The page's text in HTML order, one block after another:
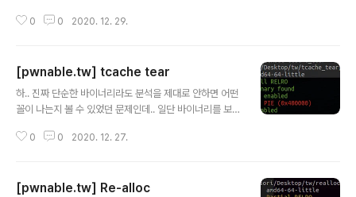
nvp) { char s; // [rs..
내가 작성한 쉘코드를 실행하는 문제이다. 중간에 글 쓰다
str,0); 으로 쉘코드 작성하면 될줄 알았는데 32bit에서는
execve("/bin/sh",0,0) 이다. 너무 짜증나니까 내 코드
를 가져가세요 from pwn import* p=process('./dea
ote('chall.pwnable.tw',102..
0 0 2020. 12. 29.
[pwnable.tw] tcache tear
하.. 진짜 단순한 바이너리라도 분석을 제대로 안하면 어떤
꼴이 나는지 볼 수 있었던 문제인데.. 일단 바이너리를 보
ar **a2, char **a3) { __int64 v3; // rax unsigned i
= 0; while ( 1 ) { while ( 1 ) { menu(); v3 = read_int
0 0 2020. 12. 27.
[pwnable.tw] Re-alloc